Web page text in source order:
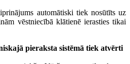
automātiski tiek nosūtīts uz
vēstniecībā klātienē ierasties tikai
pieraksta sistēmā tiek atvērti